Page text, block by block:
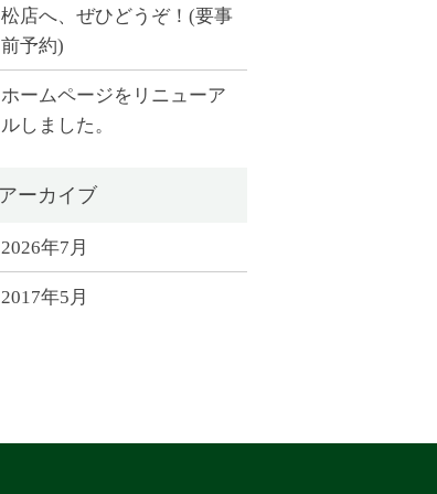
松店へ、ぜひどうぞ！(要事
前予約)
ホームページをリニューア
ルしました。
2026年7月
2017年5月